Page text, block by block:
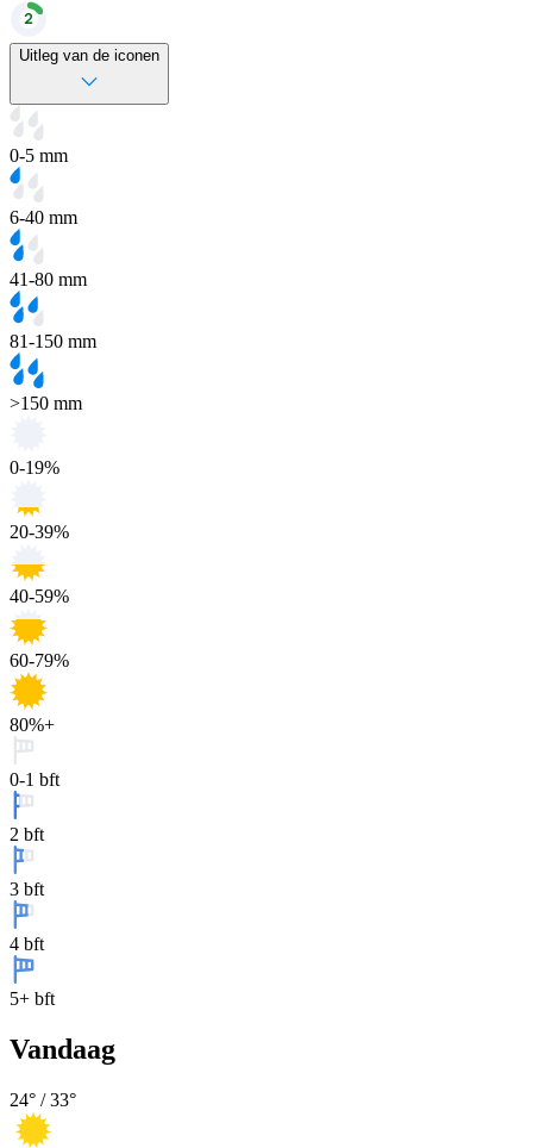
Uitleg van de iconen
0-5 mm
6-40 mm
41-80 mm
81-150 mm
>150 mm
0-19%
20-39%
40-59%
60-79%
80%+
0-1 bft
2 bft
3 bft
4 bft
5+ bft
Vandaag
24° /33°